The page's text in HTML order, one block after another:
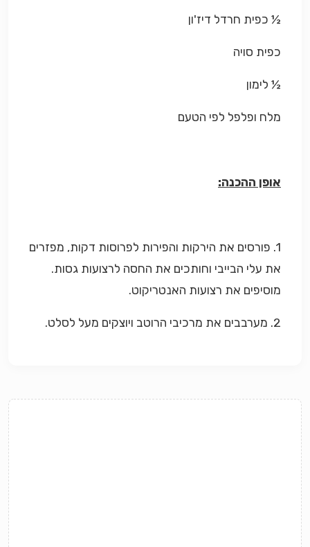
½ כפית חרדל דיז'ון
כפית סויה
½ לימון
מלח ופלפל לפי הטעם
אופן ההכנה:
1. פורסים את הירקות והפירות לפרוסות דקות, מפזרים
את עלי הבייבי וחותכים את החסה לרצועות גסות.
מוסיפים את רצועות האנטריקוט.
2. מערבבים את מרכיבי הרוטב ויוצקים מעל לסלט.